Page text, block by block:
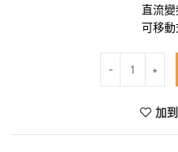
直流
可移
HITACHI 日立
加